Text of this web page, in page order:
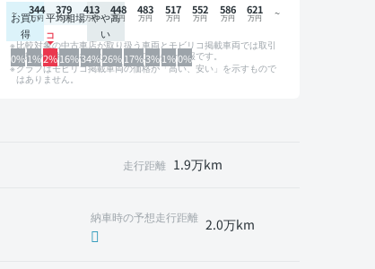
お買い
得
平均相場 やや高
い
0%1%2%16%34%26%17%3%1%0%
344 379 413 448 483 517 552 586 621
比較対象の中古車店が取り扱う車両とモビリコ掲載車両では取引
形態や条件が異なるため、グラフは参考情報です。
グラフはモビリコ掲載車両の価格が「高い、安い」を示すもので
はありません。
走行距離 1.9万km
納車時の予想走行距離 2.0万km